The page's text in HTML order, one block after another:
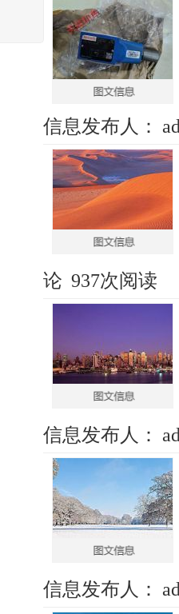
信息发布人：
论 937次阅读
信息发布人：
信息发布人：